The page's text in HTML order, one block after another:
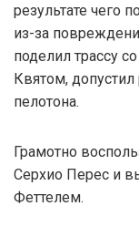
результате чего
из-за
поделил трассу
Квятом, допустил
пелотона.
Грамотно
Серхио Перес и
Феттелем.